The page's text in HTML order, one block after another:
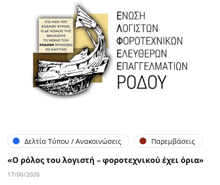
Δελτία Τύπου / Ανακοινώσεις Παρεμβάσεις
«Ο ρόλος του λογιστή – φοροτεχνικού έχει όρια»
17/06/2026